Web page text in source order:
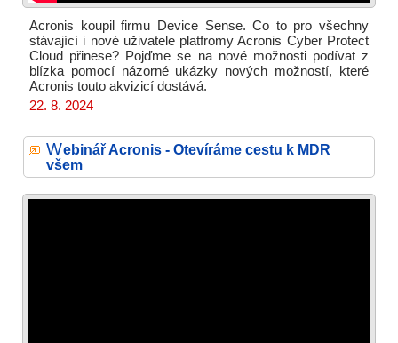
Acronis koupil firmu Device Sense. Co to pro všechny
stávající i nové uživatele platfromy Acronis Cyber Protect
Cloud přinese? Pojďme se na nové možnosti podívat z
blízka pomocí názorné ukázky nových možností, které
Acronis touto akvizicí dostává.
22. 8. 2024
Webinář Acronis - Otevíráme cestu k MDR
všem